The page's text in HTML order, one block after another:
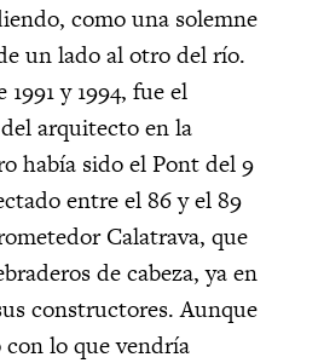
como una solemne
un lado al otro del río.
y 1994, fue el
arquitecto en la
había sido el Pont del 9
entre el 86 y el 89
Calatrava, que
de cabeza, ya en
constructores. Aunque
lo que vendría